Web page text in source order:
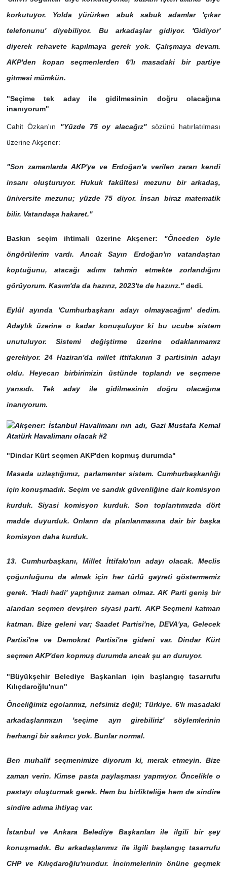
korkutuyor. Yolda yürürken abuk sabuk adamlar 'çıkar
telefonunu' diyebiliyor. Bu arkadaşlar gidiyor. 'Gidiyor'
diyerek rehavete kapılmaya gerek yok. Çalışmaya devam.
AKP'den kopan seçmenlerden 6'lı masadaki bir partiye
gitmesi mümkün.
"Seçime tek aday ile gidilmesinin doğru olacağına
inanıyorum"
Cahit Özkan'ın "Yüzde 75 oy alacağız" sözünü hatırlatılması
üzerine Akşener:
"Son zamanlarda AKP'ye ve Erdoğan'a verilen zararı kendi
insanı oluşturuyor. Hukuk fakültesi mezunu bir arkadaş,
üniversite mezunu; yüzde 75 diyor. İnsan biraz matematik
bilir. Vatandaşa hakaret."
Baskın seçim ihtimali üzerine Akşener: "Önceden öyle
öngörülerim vardı. Ancak Sayın Erdoğan'ın vatandaştan
koptuğunu, atacağı adımı tahmin etmekte zorlandığını
görüyorum. Kasım'da da hazırız, 2023'te de hazırız." dedi.
Eylül ayında 'Cumhurbaşkanı adayı olmayacağım' dedim.
Adaylık üzerine o kadar konuşuluyor ki bu ucube sistem
unutuluyor. Sistemi değiştirme üzerine odaklanmamız
gerekiyor. 24 Haziran'da millet ittifakının 3 partisinin adayı
oldu. Heyecan birbirimizin üstünde toplandı ve seçmene
yansıdı. Tek aday ile gidilmesinin doğru olacağına
inanıyorum.
"Dindar Kürt seçmen AKP'den kopmuş durumda"
Masada uzlaştığımız, parlamenter sistem. Cumhurbaşkanlığı
için konuşmadık. Seçim ve sandık güvenliğine dair komisyon
kurduk. Siyasi komisyon kurduk. Son toplantımızda dört
madde duyurduk. Onların da planlanmasına dair bir başka
komisyon daha kurduk.
13. Cumhurbaşkanı, Millet İttifakı'nın adayı olacak. Meclis
çoğunluğunu da almak için her türlü gayreti göstermemiz
gerek. 'Hadi hadi' yaptığınız zaman olmaz. AK Parti geniş bir
alandan seçmen devşiren siyasi parti. AKP Seçmeni katman
katman. Bize geleni var; Saadet Partisi'ne, DEVA'ya, Gelecek
Partisi'ne ve Demokrat Partisi'ne gideni var. Dindar Kürt
seçmen AKP'den kopmuş durumda ancak şu an duruyor.
"Büyükşehir Belediye Başkanları için başlangıç tasarrufu
Kılıçdaroğlu'nun"
Önceliğimiz egolarımız, nefsimiz değil; Türkiye. 6'lı masadaki
arkadaşlarımızın 'seçime ayrı girebiliriz' söylemlerinin
herhangi bir sakıncı yok. Bunlar normal.
Ben muhalif seçmenimize diyorum ki, merak etmeyin. Bize
zaman verin. Kimse pasta paylaşması yapmıyor. Öncelikle o
pastayı oluşturmak gerek. Hem bu birlikteliğe hem de sindire
sindire adıma ihtiyaç var.
İstanbul ve Ankara Belediye Başkanları ile ilgili bir şey
konuşmadık. Bu arkadaşlarımız ile ilgili başlangıç tasarrufu
CHP ve Kılıçdaroğlu'nundur. İncinmelerinin önüne geçmek